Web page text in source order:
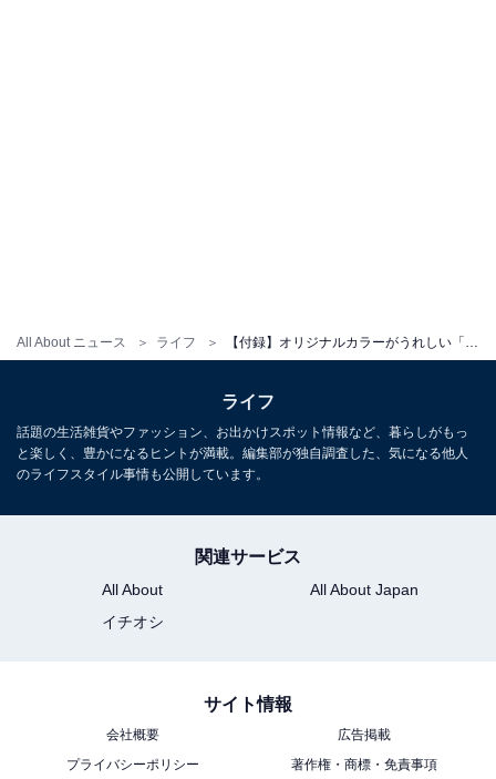
All About ニュース ライフ
※掲載されている情報は記事公開時のものです。あらか
じめご了承ください。
また、記事中の商品を購入すると、売上の一部がオール
アバウトに還元されることがあります
売！ 「BONAVENTURA ハートポーチ＆エコバ
ライフ
話題の生活雑貨やファッション、お出かけスポット情報など、暮らしがもっ
と楽しく、豊かになるヒントが満載。編集部が独自調査した、気になる他人
のライフスタイル事情も公開しています。
関連サービス
All About
All About Japan
イチオシ
サイト情報
会社概要
広告掲載
プライバシーポリシー
著作権・商標・免責事項